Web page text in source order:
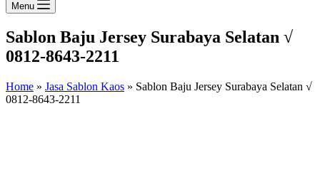
Menu
Sablon Baju Jersey Surabaya Selatan √
0812-8643-2211
Home » Jasa Sablon Kaos » Sablon Baju Jersey Surabaya Selatan √
0812-8643-2211